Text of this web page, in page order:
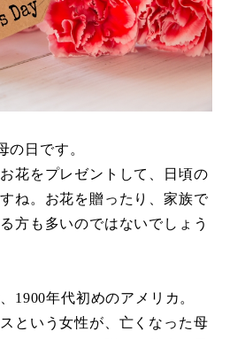
の日です。
花をプレゼントして、日頃の
ね。お花を贈ったり、家族で
方も多いのではないでしょう
1900年代初めのアメリカ。
という女性が、亡くなった母